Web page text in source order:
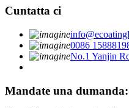
Cuntatta ci
0086
No.1 Yanjin
Mandate una